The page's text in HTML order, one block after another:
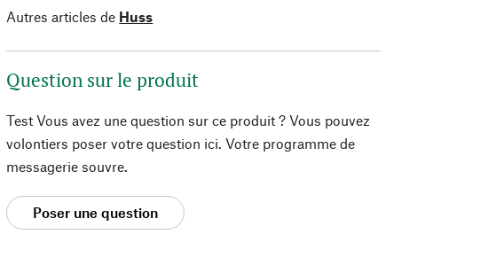
Autres articles de Huss
Question sur le produit
Test Vous avez une question sur ce produit ? Vous pouvez
volontiers poser votre question ici. Votre programme de
messagerie souvre.
Poser une question